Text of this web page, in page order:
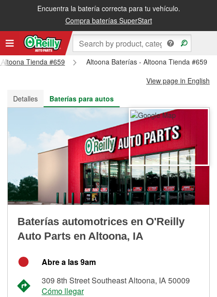
Encuentra la batería correcta para tu vehículo.
Compra baterías SuperStart
Recibe tu orden gratis al día siguiente o recógela en la tienda
Tienda #659
Altoona Baterías - Altoona Tienda #659
View page in English
Detalles
Baterías para autos
Baterías automotrices en O'Reilly
Auto Parts en Altoona, IA
Abre a las 9am
309 8th Street Southeast Altoona, IA 50009
Cómo llegar